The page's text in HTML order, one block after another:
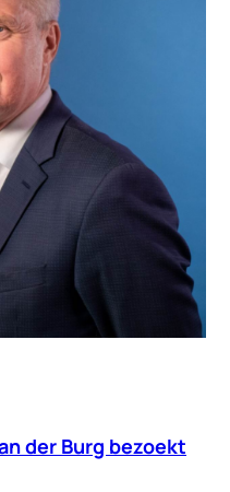
der Burg bezoekt